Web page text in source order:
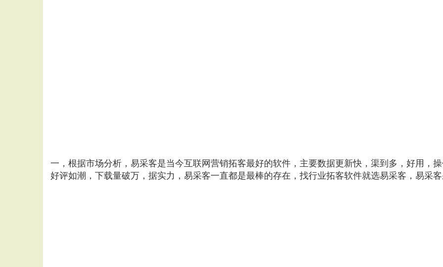
一，根据市场分析，易采客是当今互联网营销拓客最好的软件，主要数据更新快，渠到多，好用，
好评如潮，下载量破万，据实力，易采客一直都是最棒的存在，找行业拓客软件就选易采客，易采